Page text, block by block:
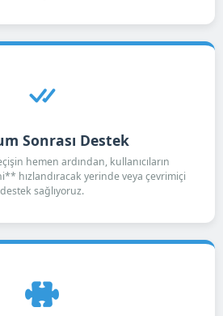
Sonrası Destek
hemen ardından, kullanıcıların
hızlandıracak yerinde veya çevrimiçi
destek sağlıyoruz.